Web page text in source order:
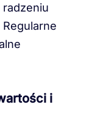
radzeniu
i